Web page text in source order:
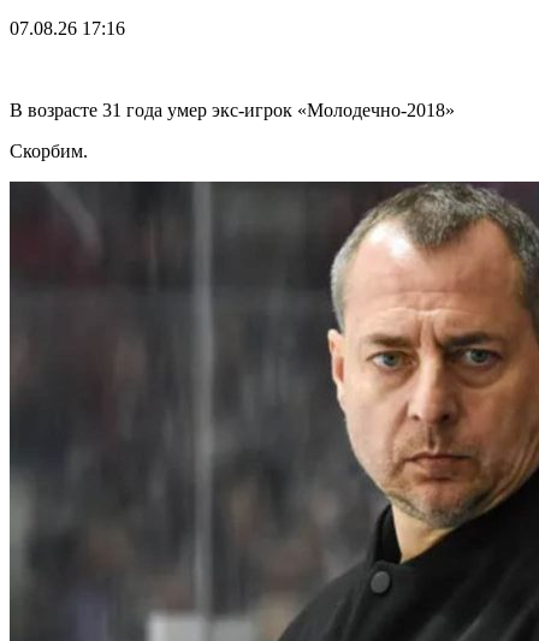
07.08.26 17:16
В возрасте 31 года умер экс-игрок «Молодечно-2018»
Скорбим.